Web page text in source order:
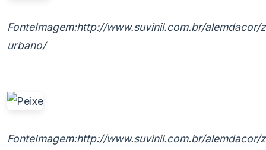
FonteImagem:http://www.suvinil.com.br/alemdacor/
urbano/
FonteImagem:http://www.suvinil.com.br/alemdacor/